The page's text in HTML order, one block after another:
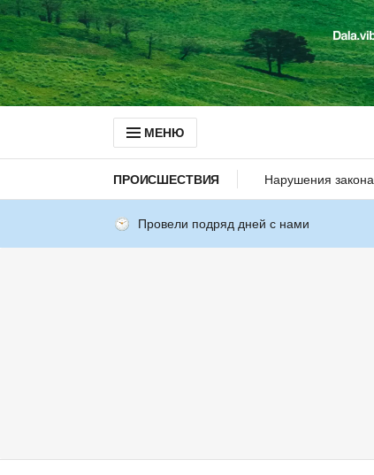
МЕНЮ
ПРОИСШЕСТВИЯ Нарушения закона
Провели подряд дней с нами